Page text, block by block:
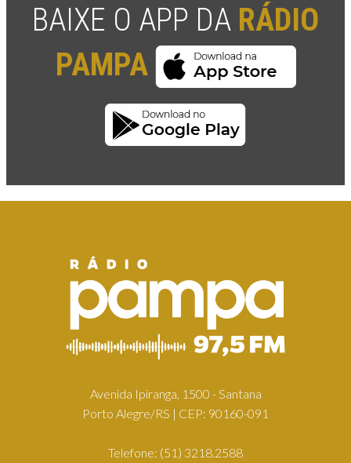
BAIXE O APP DA RÁDIO
PAMPA
Avenida Ipiranga, 1500 - Santana
Porto Alegre/RS | CEP: 90160-091
Telefone: (51) 3218.2588